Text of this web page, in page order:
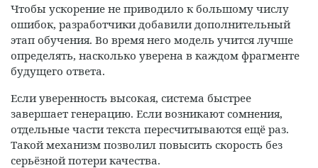
Чтобы ускорение не приводило к большому числу
ошибок, разработчики добавили дополнительный
этап обучения. Во время него модель учится лучше
определять, насколько уверена в каждом фрагменте
будущего ответа.
Если уверенность высокая, система быстрее
завершает генерацию. Если возникают сомнения,
отдельные части текста пересчитываются ещё раз.
Такой механизм позволил повысить скорость без
серьёзной потери качества.